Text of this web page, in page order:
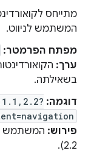
מתייחס
המשתמש לניווט.
מפתח הפרמטר:
ערך:
בשאילתה.
דוגמה:
פירוש:
2.2).